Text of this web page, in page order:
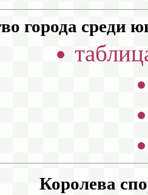
города среди
Королева